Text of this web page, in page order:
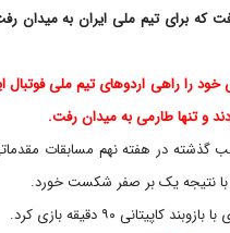
و تنها طارمی به میدان رفت.
گذشته در هفته نهم مسابقات
۹۰ دقیقه بازی کرد.